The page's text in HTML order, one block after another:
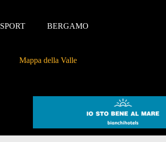
SPORT BERGAMO
Mappa della Valle